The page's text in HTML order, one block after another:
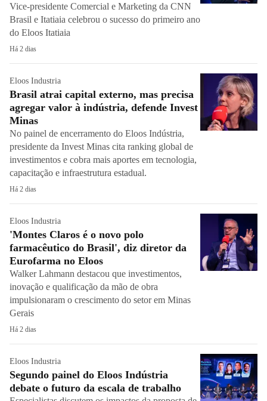
Vice-presidente Comercial e Marketing da CNN
Brasil e Itatiaia celebrou o sucesso do primeiro ano
do Eloos Itatiaia
Há 2 dias
Eloos Industria
Brasil atrai capital externo, mas precisa
agregar valor à indústria, defende Invest
Minas
No painel de encerramento do Eloos Indústria,
presidente da Invest Minas cita ranking global de
investimentos e cobra mais aportes em tecnologia,
capacitação e infraestrutura estadual.
Há 2 dias
Eloos Industria
'Montes Claros é o novo polo
farmacêutico do Brasil', diz diretor da
Eurofarma no Eloos
Walker Lahmann destacou que investimentos,
inovação e qualificação da mão de obra
impulsionaram o crescimento do setor em Minas
Gerais
Há 2 dias
Eloos Industria
Segundo painel do Eloos Indústria
debate o futuro da escala de trabalho